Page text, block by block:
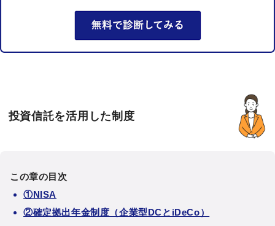
投資信託を活用した制度
この章の目次
①NISA
②確定拠出年金制度（企業型DCとiDeCo）